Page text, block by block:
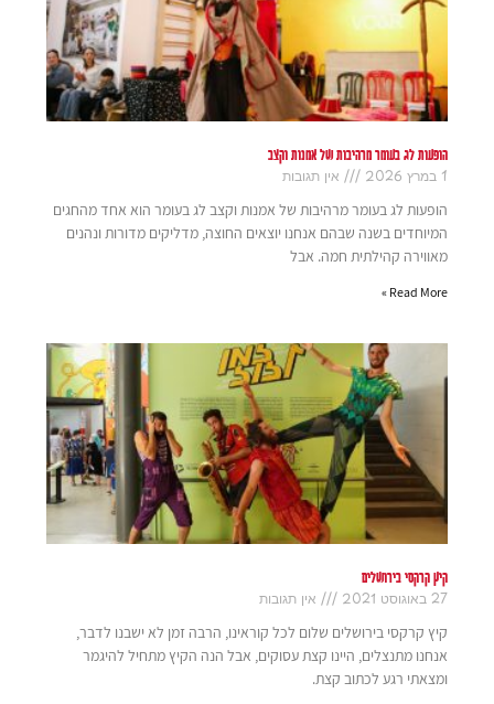
הופעות לג בעומר מרהיבות של אמנות וקצב
1 במרץ 2026
אין תגובות
הופעות לג בעומר מרהיבות של אמנות וקצב לג בעומר הוא אחד מהחגים
המיוחדים בשנה שבהם אנחנו יוצאים החוצה, מדליקים מדורות ונהנים
מאווירה קהילתית חמה. אבל
Read More »
קיץ קרקסי בירושלים
27 באוגוסט 2021
אין תגובות
קיץ קרקסי בירושלים שלום לכל קוראינו, הרבה זמן לא ישבנו לדבר,
אנחנו מתנצלים, היינו קצת עסוקים, אבל הנה הקיץ מתחיל להיגמר
ומצאתי רגע לכתוב קצת.